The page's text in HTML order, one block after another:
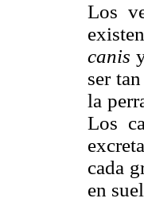
Los
canis
ser
la
Los
cada
en